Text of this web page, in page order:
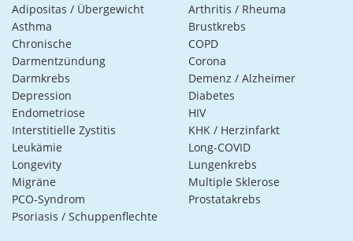
Adipositas / Übergewicht
Arthritis / Rheuma
Asthma
Brustkrebs
Chronische
Darmentzündung
COPD
Corona
Darmkrebs
Demenz / Alzheimer
Depression
Diabetes
Endometriose
HIV
Interstitielle Zystitis
KHK / Herzinfarkt
Leukämie
Long-COVID
Longevity
Lungenkrebs
Migräne
Multiple Sklerose
PCO-Syndrom
Prostatakrebs
Psoriasis / Schuppenflechte